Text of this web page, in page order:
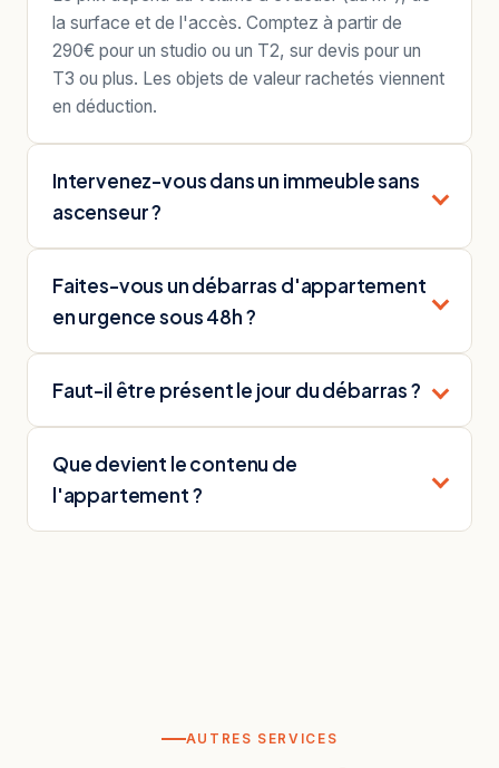
la surface et de l'accès. Comptez à partir de
290€ pour un studio ou un T2, sur devis pour un
T3 ou plus. Les objets de valeur rachetés viennent
en déduction.
Intervenez-vous dans un immeuble sans
ascenseur ?
Faites-vous un débarras d'appartement
en urgence sous 48h ?
Faut-il être présent le jour du débarras ?
Que devient le contenu de
l'appartement ?
AUTRES SERVICES